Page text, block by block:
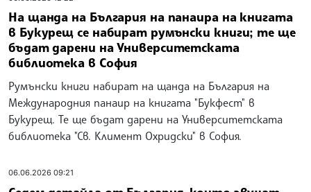
панаира на книгата в Букурещ
Колкото повече читатели се докосват до една книга,
толкова по-щастлив живот има тя, каза писателят
книгата в Букурещ. Днес той представи романа си
„Ловецът на пеперуди“ в превод на румънски език. На
сцената с него беше и преводачката Мариана
Манджуля Жатоп.